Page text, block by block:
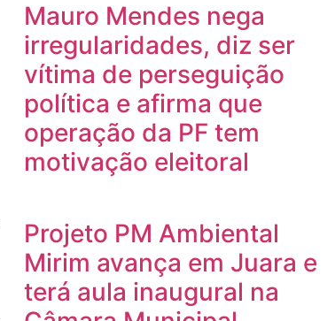
Mauro Mendes nega
irregularidades, diz ser
vítima de perseguição
política e afirma que
operação da PF tem
motivação eleitoral
Projeto PM Ambiental
Mirim avança em Juara e
terá aula inaugural na